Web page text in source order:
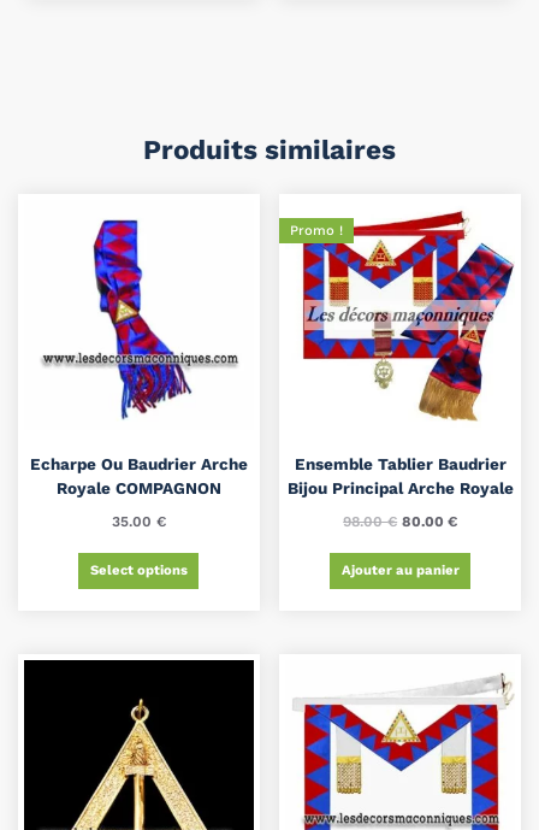
Produits similaires
Echarpe Ou Baudrier Arche
Royale COMPAGNON
35.00 €
Select options
Promo !
Ensemble Tablier Baudrier
Bijou Principal Arche Royale
98.00€ 80.00€
Ajouter au panier